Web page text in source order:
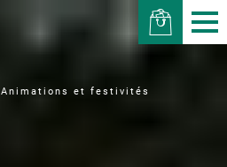
Animations et festivités